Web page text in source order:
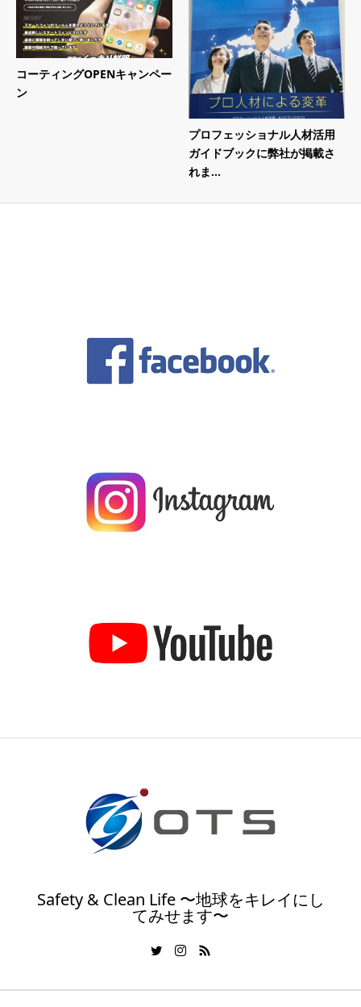
コーティングOPENキャンペー
ン
プロフェッショナル人材活用
ガイドブックに弊社が掲載さ
れま...
Safety & Clean Life 〜地球をキレイにし
てみせます〜